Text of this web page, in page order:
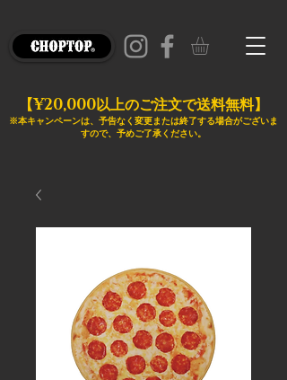
【¥20,000以上のご注文で送料無料】
※本キャンペーンは、予告なく変更または終了する場合がございま
すので、予めご了承ください。